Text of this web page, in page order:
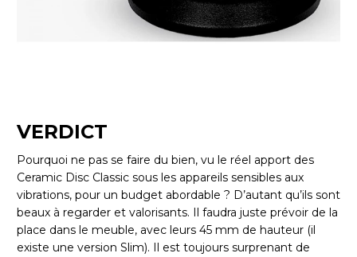
VERDICT
Pourquoi ne pas se faire du bien, vu le réel apport des
Ceramic Disc Classic sous les appareils sensibles aux
vibrations, pour un budget abordable ? D’autant qu’ils sont
beaux à regarder et valorisants. Il faudra juste prévoir de la
place dans le meuble, avec leurs 45 mm de hauteur (il
existe une version Slim). Il est toujours surprenant de